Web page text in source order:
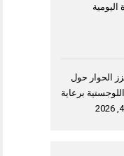
اليومية
للاستثمار 2026” يعزز الحوار حول
برعاية